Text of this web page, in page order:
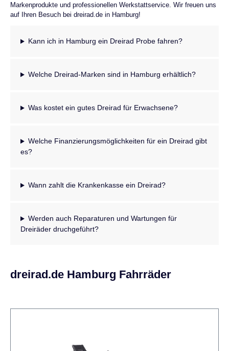
Markenprodukte und professionellen Werkstattservice. Wir freuen uns
auf Ihren Besuch bei dreirad.de in Hamburg!
Kann ich in Hamburg ein Dreirad Probe fahren?
Welche Dreirad-Marken sind in Hamburg erhältlich?
Was kostet ein gutes Dreirad für Erwachsene?
Welche Finanzierungsmöglichkeiten für ein Dreirad gibt
es?
Wann zahlt die Krankenkasse ein Dreirad?
Werden auch Reparaturen und Wartungen für
Dreiräder druchgeführt?
dreirad.de Hamburg Fahrräder